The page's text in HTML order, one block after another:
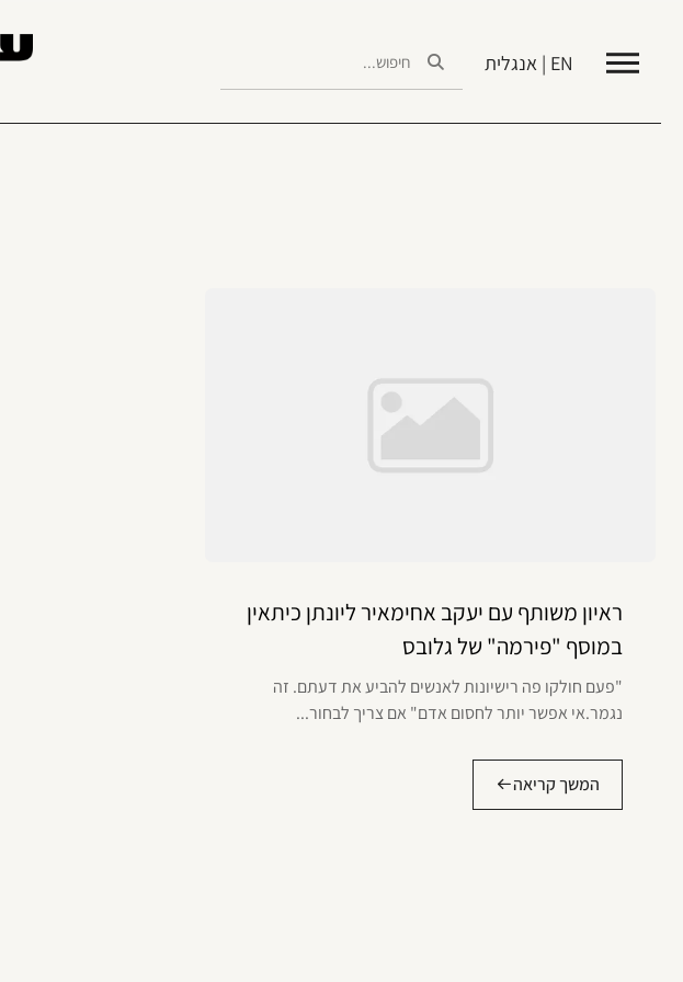
EN | אנגלית
ראיון משותף עם יעקב אחימאיר ליונתן כיתאין
במוסף "פירמה" של גלובס
"פעם חולקו פה רישיונות לאנשים להביע את דעתם. זה
נגמר.אי אפשר יותר לחסום אדם" אם צריך לבחור...
המשך קריאה